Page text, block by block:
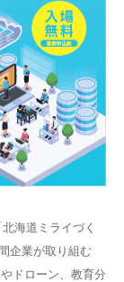
海道ミライづく
企業が取り組む
ドローン、教育分